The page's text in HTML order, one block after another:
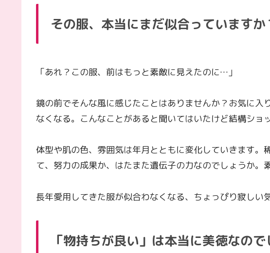
その服、本当にまだ似合っていますか
「あれ？この服、前はもっと素敵に見えたのに…」
鏡の前でそんな風に感じたことはありませんか？お気に入
なくなる。こんなことがあると聞いてはいたけど結構ショ
体型や肌の色、雰囲気は年月とともに変化していきます。
て、努力の成果か、はたまた遺伝子の力なのでしょうか。
長年愛用してきた服が似合わなくなる、ちょっぴり寂しい
「物持ちが良い」は本当に美徳なので